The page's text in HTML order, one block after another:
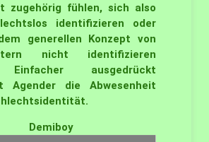
zugehörig fühlen, sich also
identifizieren oder
generellen Konzept von
nicht identifizieren
Einfacher ausgedrückt
Agender die Abwesenheit
Demiboy